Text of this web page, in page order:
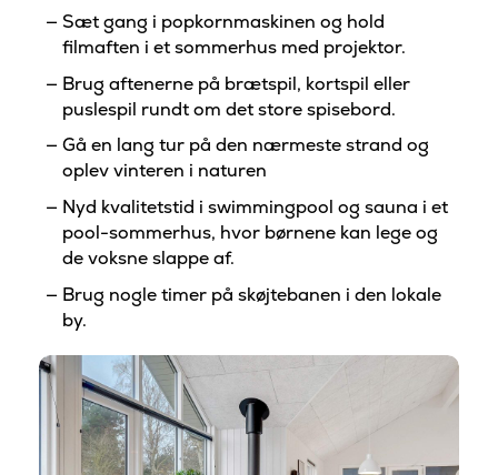
Sæt gang i popkornmaskinen og hold
filmaften i et sommerhus med projektor.
Brug aftenerne på brætspil, kortspil eller
puslespil rundt om det store spisebord.
Gå en lang tur på den nærmeste strand og
oplev vinteren i naturen
Nyd kvalitetstid i swimmingpool og sauna i et
pool-sommerhus, hvor børnene kan lege og
de voksne slappe af.
Brug nogle timer på skøjtebanen i den lokale
by.